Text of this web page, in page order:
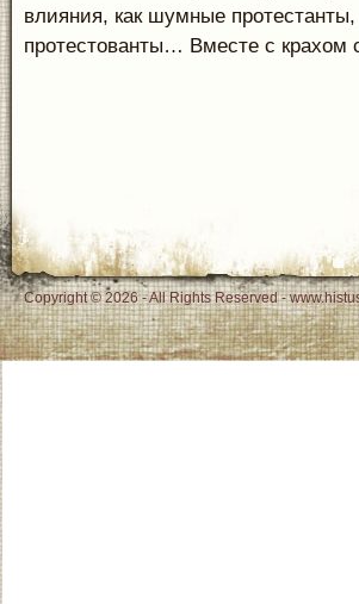
влияния, как шумные
протестованты… Вместе с крахом
Copyright © 2026 - All Rights Reserved -